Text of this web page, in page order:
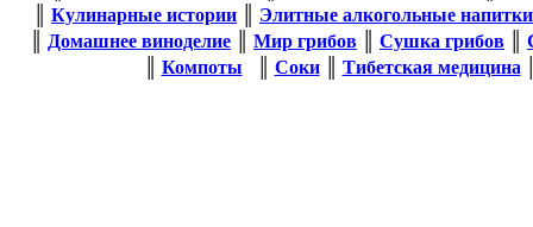
Кулинарные истории
Элитные алкогольные напитки
Домашнее виноделие Мир грибов Сушка грибов
Компоты Соки║ Тибетская медицина